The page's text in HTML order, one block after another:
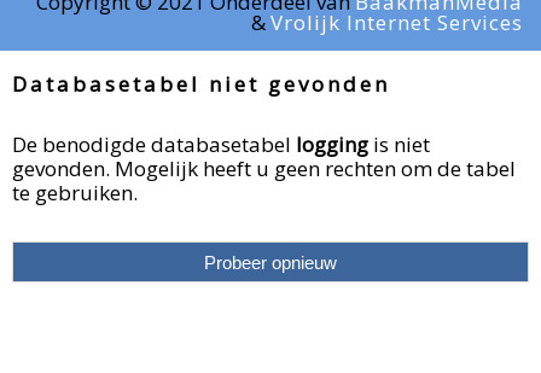
&Vrolijk Internet Services
Databasetabel niet gevonden
De benodigde databasetabel logging is niet
gevonden. Mogelijk heeft u geen rechten om de tabel
te gebruiken.